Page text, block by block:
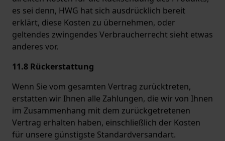
es sei denn, HWG hat sich ausdrücklich bereit
erklärt, diese Kosten zu übernehmen, oder
geltendes zwingendes Verbraucherrecht sieht etwas
anderes vor.
11.8 Rückerstattung
Wenn Sie vom gesamten Vertrag zurücktreten,
erstatten wir Ihnen alle Zahlungen, die wir von Ihnen
im Zusammenhang mit dem zurückgetretenen
Vertrag erhalten haben, einschließlich der Kosten
für unsere günstigste Standardversandart.